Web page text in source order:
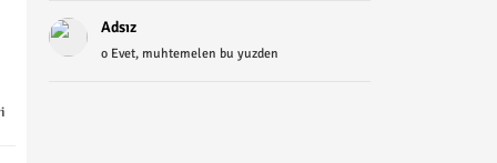
Adsız
o Evet, muhtemelen bu yuzden